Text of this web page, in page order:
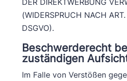
DER DIREKTWERBUNG
(WIDERSPRUCH NACH
DSGVO).
Beschwerde­recht
zuständigen
Im Falle von Verstößen